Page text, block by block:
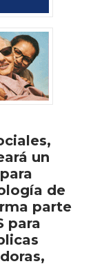
un
de
parte
para